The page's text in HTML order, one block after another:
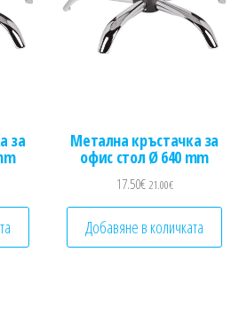
за Метална кръстачка за
офис стол Ø 640 mm
17.50€21.00€
Добавяне в количката